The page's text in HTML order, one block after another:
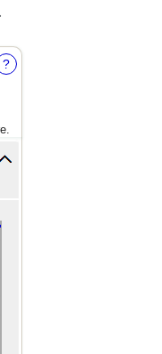
.
?